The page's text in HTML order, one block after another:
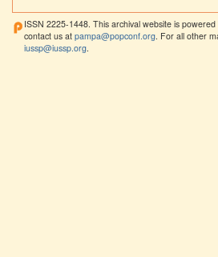
ISSN 2225-1448. This archival website is
contact us at pampa@popconf.org . For all other
iussp@iussp.org